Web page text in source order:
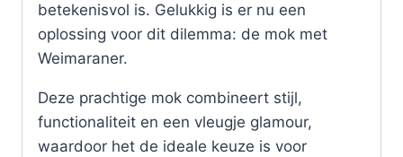
betekenisvol is. Gelukkig is er nu een
oplossing voor dit dilemma: de mok met
Weimaraner.
Deze prachtige mok combineert stijl,
functionaliteit en een vleugje glamour,
waardoor het de ideale keuze is voor